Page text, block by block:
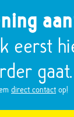
eerst
gaat.
direct contact op!